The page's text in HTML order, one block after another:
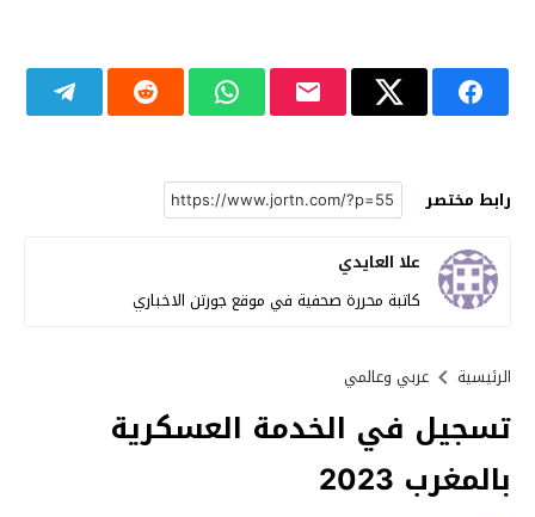
رابط مختصر
علا العايدي
كاتبة محررة صحفية في موقع جورتن الاخباري
الرئيسية عربي وعالمي
تسجيل في الخدمة العسكرية
بالمغرب 2023